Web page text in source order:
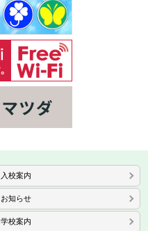
入校案内
お知らせ
学校案内